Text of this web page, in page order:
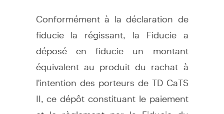
Conformément à la déclaration de
fiducie la régissant, la Fiducie a
déposé en fiducie un montant
équivalent au produit du rachat à
l'intention des porteurs de TD CaTS
II, ce dépôt constituant le paiement